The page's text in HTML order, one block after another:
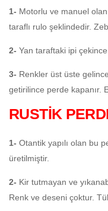
1- Motorlu ve manuel
taraflı rulo şeklindedir.
2- Yan taraftaki ipi
3- Renkler üst üste
getirilince perde kapanır.
RUSTİK
1- Otantik yapılı olan bu
üretilmiştir.
2- Kir tutmayan ve
Renk ve deseni çoktur.